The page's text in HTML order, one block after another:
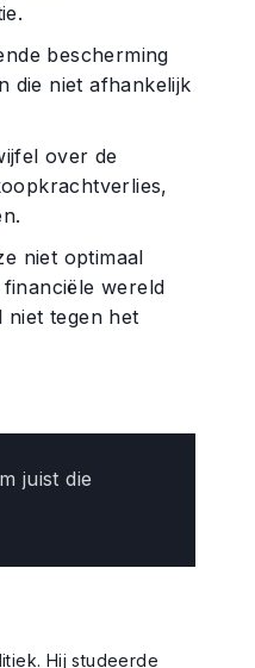
bescherming
die niet afhankelijk
over de
niet optimaal
wereld
niet tegen het
juist die
Hij studeerde